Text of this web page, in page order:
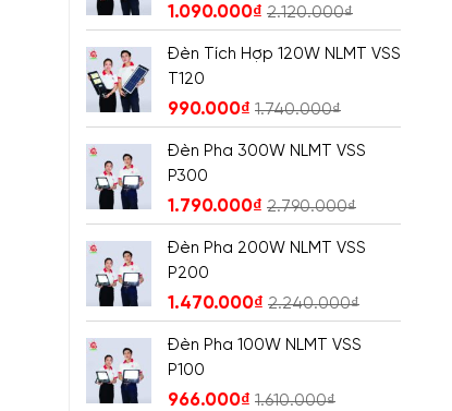
1.090.000₫ 2.120.000₫
Đèn Tích Hợp 120W NLMT VSS
T120
990.000₫ 1.740.000₫
Đèn Pha 300W NLMT VSS
P300
1.790.000₫ 2.790.000₫
Đèn Pha 200W NLMT VSS
P200
1.470.000₫ 2.240.000₫
Đèn Pha 100W NLMT VSS
P100
966.000₫ 1.610.000₫